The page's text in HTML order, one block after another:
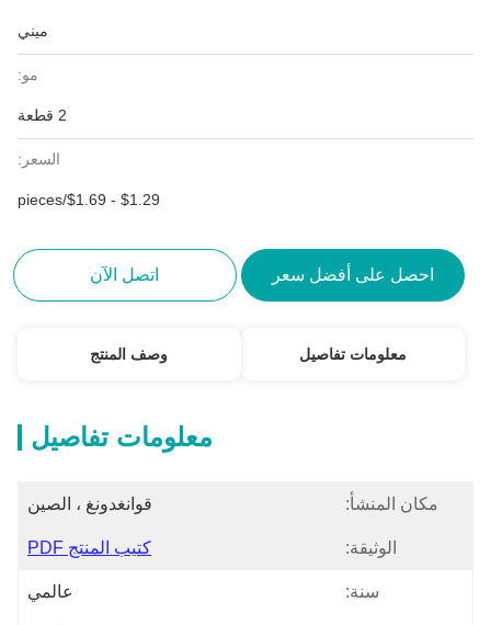
ميني
مو:
السعر:
$1.29 - $1.69/pieces
احصل على أفضل سعر اتصل الآن
معلومات تفاصيل وصف المنتج
معلومات تفاصيل
مكان المنشأ: قوانغدونغ ، الصين
الوثيقة: كتيب المنتج PDF
سنة: عالمي